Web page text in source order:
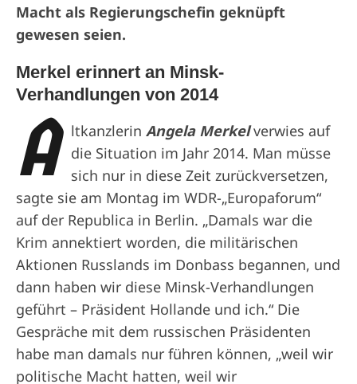
Macht als Regierungschefin geknüpft
gewesen seien.
Merkel erinnert an Minsk-
Verhandlungen von 2014
A ltkanzlerinAngela Merkelverwies auf
die Situation im Jahr 2014. Man müsse
sich nur in diese Zeit zurückversetzen,
sagte sie am Montag im WDR-„Europaforum“
auf der Republica in Berlin. „Damals war die
Krim annektiert worden, die militärischen
Aktionen Russlands im Donbass begannen, und
dann haben wir diese Minsk-Verhandlungen
geführt – Präsident Hollande und ich.“ Die
Gespräche mit dem russischen Präsidenten
habe man damals nur führen können, „weil wir
politische Macht hatten, weil wir